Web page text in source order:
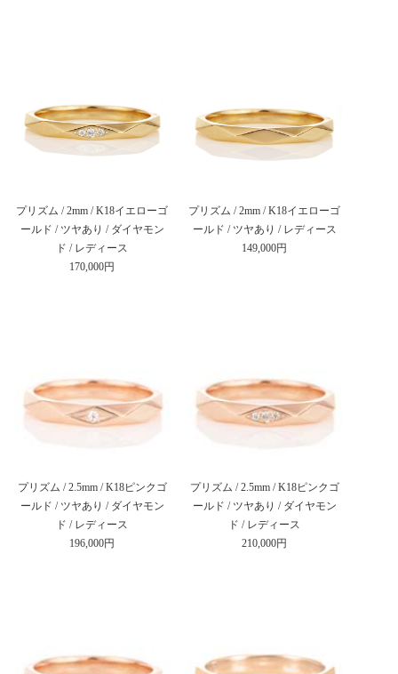
プリズム / 2mm / K18イエローゴ
ールド / ツヤあり / ダイヤモン
ド / レディース
170,000円
プリズム / 2mm / K18イエローゴ
ールド / ツヤあり / レディース
149,000円
プリズム / 2.5mm / K18ピンクゴ
ールド / ツヤあり / ダイヤモン
ド / レディース
196,000円
プリズム / 2.5mm / K18ピンクゴ
ールド / ツヤあり / ダイヤモン
ド / レディース
210,000円